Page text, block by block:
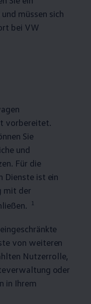
müssen sich
bei VW
vorbereitet.
Sie
und
Für die
Dienste ist ein
mit der
1
von weiteren
Nutzerrolle,
oder
in Ihrem